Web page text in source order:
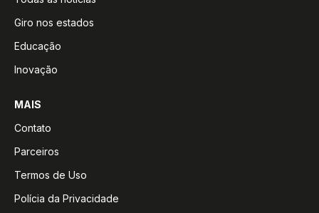
Giro nos estados
Educação
Inovação
MAIS
Contato
Parceiros
Termos de Uso
Polícia da Privacidade